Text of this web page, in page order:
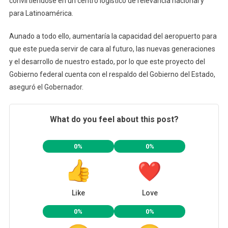
para Latinoamérica.
Aunado a todo ello, aumentaría la capacidad del aeropuerto para
que este pueda servir de cara al futuro, las nuevas generaciones
y el desarrollo de nuestro estado, por lo que este proyecto del
Gobierno federal cuenta con el respaldo del Gobierno del Estado,
aseguró el Gobernador.
What do you feel about this post?
0%
Like
0%
Love
0% 0%